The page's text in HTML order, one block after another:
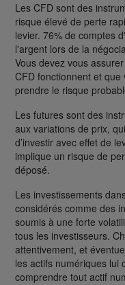
Les CFD sont des
risque élevé de perte
levier. 76% de comptes
l'argent lors de la
Vous devez vous
CFD fonctionnent et
prendre le risque
Les futures sont des
aux variations de prix,
d’investir avec effet de
implique un risque de
déposé.
Les investissements
considérés comme des
soumis à une forte
tous les investisseurs.
attentivement, et
les actifs numériques lui
comprendre tout actif